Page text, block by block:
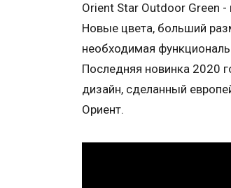
Orient Star Outdoor Green
Новые цвета, больший
необходимая
Последняя новинка 2020
дизайн, сделанный
Ориент.